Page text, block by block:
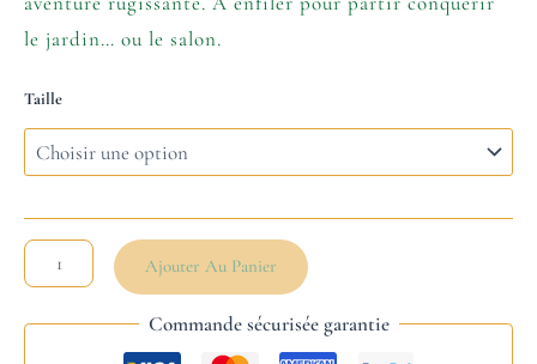
le jardin… ou le salon.
Taille
Ajouter Au Panier
Commande sécurisée garantie